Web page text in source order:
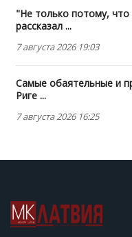
"Не только потому,
рассказал ...
7 августа 2026 19:03
Самые обаятельные и
Риге ...
7 августа 2026 16:25